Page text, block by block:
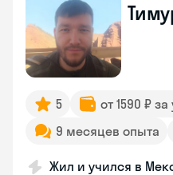
5
от 1590 ₽
9 месяцев опыта
Жил и учился в